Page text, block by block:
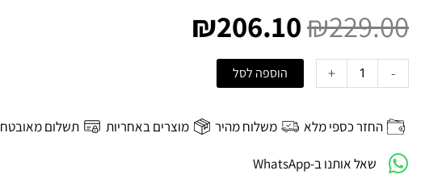
₪229.00 המקורי
היה:
₪229.00.
₪206.10
-
של
ריחני
זכוכית
+ הוספה לסל
החזר כספי מלא משלוח מהיר מוצרים באחריות תשלום מאובטח
שאל אותנו ב-WhatsApp